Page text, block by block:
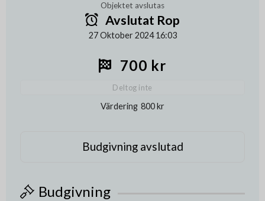
Objektet avslutas
Avslutat Rop
27 Oktober 2024 16:03
700 kr
Deltog inte
Värdering 800 kr
Budgivning avslutad
Budgivning